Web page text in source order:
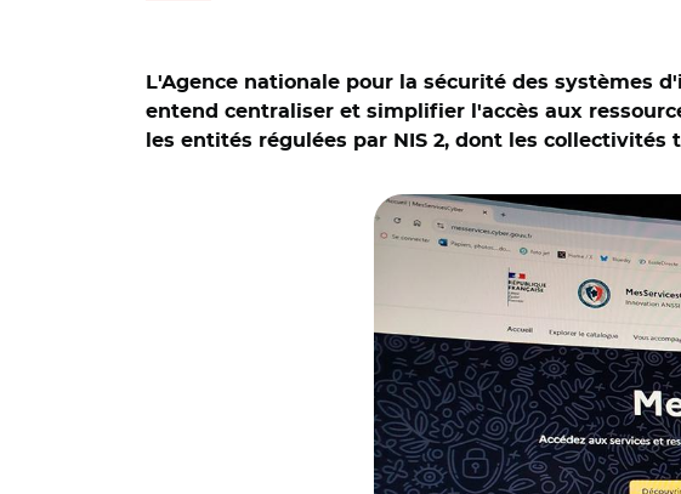
L'Agence nationale pour la sécurité des systèmes
entend centraliser et simplifier l'accès aux
les entités régulées par NIS 2, dont les collectivités